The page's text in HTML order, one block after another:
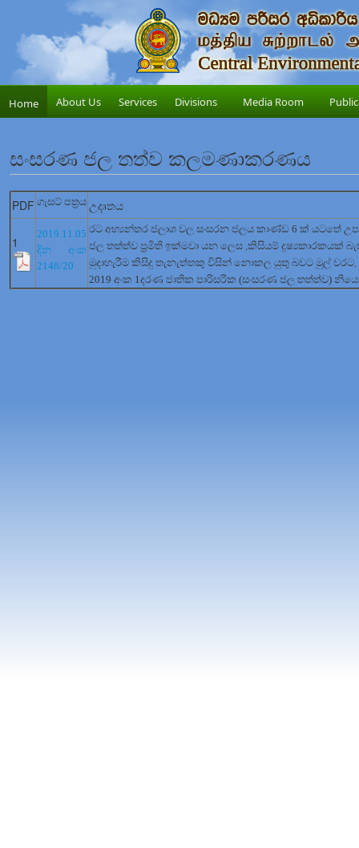
Home About Us Services Divisions Media Room
සංසරණ ජල තත්ව කලමණාකරණය
PDF ගැසට් පත්‍රයඋදෘතය
1
2019.11.05
දින අංක
2148/20
රට අභ්‍යන්තර ජලාශ වල සංසරන ජලය කාණ්ඩ 6 ක් යටතේ
ජල තත්ත්ව ප්‍රමිති ඉක්මවා යන ලෙස ,කිසියම් දූෂ්‍යකාරකයක්
මුදාහැරීම කිසිදු තැනැත්තකු විසින් නොකල යුතු බවට මුල් වරට,
2019 අංක 1දරණ ජාතික පාරිසරික (සංසරණ ජල තත්ත්ව)